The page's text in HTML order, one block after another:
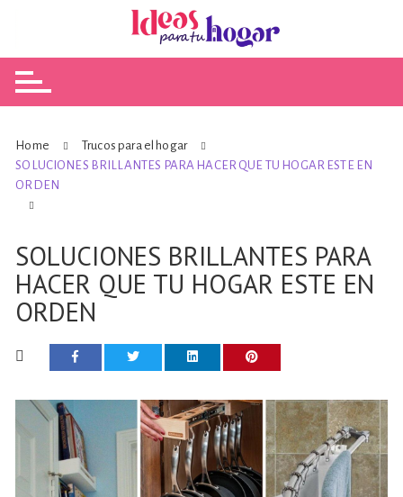
Home
Trucos para el hogar
SOLUCIONES BRILLANTES PARA HACER QUE TU HOGAR ESTE EN
ORDEN
SOLUCIONES BRILLANTES PARA
HACER QUE TU HOGAR ESTE EN
ORDEN